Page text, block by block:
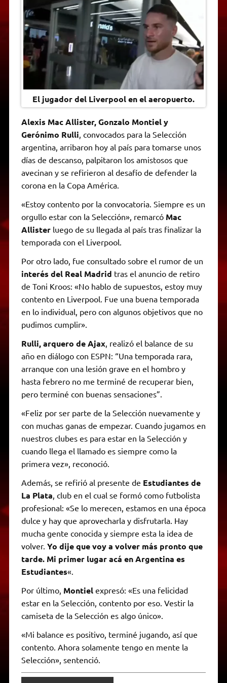
s
A
p
p
r
a
m
t
t
r
e
b
o
s
r
y
L
i
n
k
i
l
n
t
F
r
i
e
d
l
El jugador del Liverpool en el aeropuerto.
Alexis Mac Allister, Gonzalo Montiel y
Gerónimo Rulli , convocados para la Selección
argentina, arribaron hoy al país para tomarse unos
días de descanso, palpitaron los amistosos que
avecinan y se refirieron al desafío de defender la
corona en la Copa América.
«Estoy contento por la convocatoria. Siempre es un
orgullo estar con la Selección», remarcó Mac
Allisterluego de su llegada al país tras finalizar la
temporada con el Liverpool.
Por otro lado, fue consultado sobre el rumor de un
interés del Real Madrid tras el anuncio de retiro
de Toni Kroos: «No hablo de supuestos, estoy muy
contento en Liverpool. Fue una buena temporada
en lo individual, pero con algunos objetivos que no
pudimos cumplir».
Rulli, arquero de Ajax, realizó el balance de su
año en diálogo con ESPN: “Una temporada rara,
arranque con una lesión grave en el hombro y
hasta febrero no me terminé de recuperar bien,
pero terminé con buenas sensaciones”.
«Feliz por ser parte de la Selección nuevamente y
con muchas ganas de empezar. Cuando jugamos en
nuestros clubes es para estar en la Selección y
cuando llega el llamado es siempre como la
primera vez», reconoció.
Además, se refirió al presente de Estudiantes de
La Plata , club en el cual se formó como futbolista
profesional: «Se lo merecen, estamos en una época
dulce y hay que aprovecharla y disfrutarla. Hay
mucha gente conocida y siempre esta la idea de
volver. Yo dije que voy a volver más pronto que
tarde. Mi primer lugar acá en Argentina es
Estudiantes«.
Por último, Montiel expresó: «Es una felicidad
estar en la Selección, contento por eso. Vestir la
camiseta de la Selección es algo único».
«Mi balance es positivo, terminé jugando, así que
contento. Ahora solamente tengo en mente la
Selección», sentenció.